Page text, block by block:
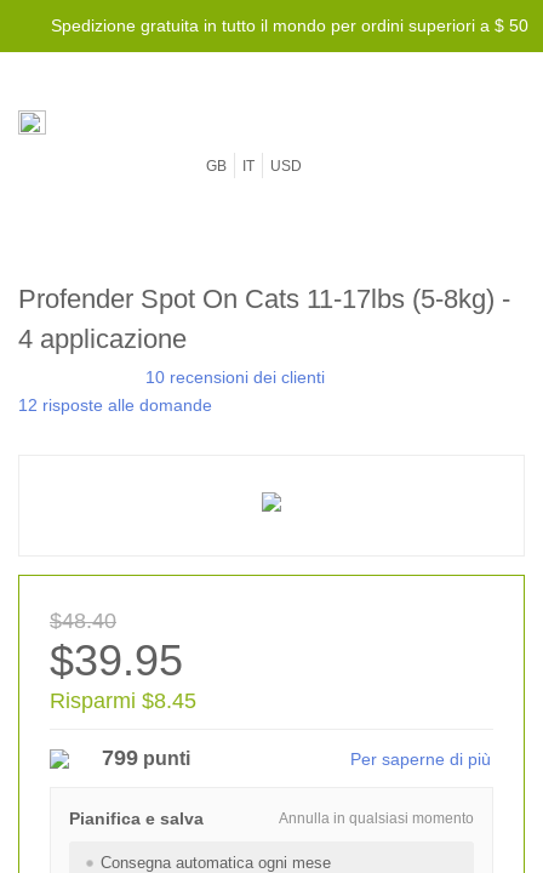
Spedizione gratuita in tutto il mondo per ordini superiori a $ 50
GB IT USD
Profender Spot On Cats 11-17lbs (5-8kg) -
4 applicazione
10 recensioni dei clienti
12 risposte alle domande
$48.40
$39.95
Risparmi $8.45
799 punti Per saperne di più
Annulla in qualsiasi momento
Pianifica e salva
Consegna automatica ogni mese